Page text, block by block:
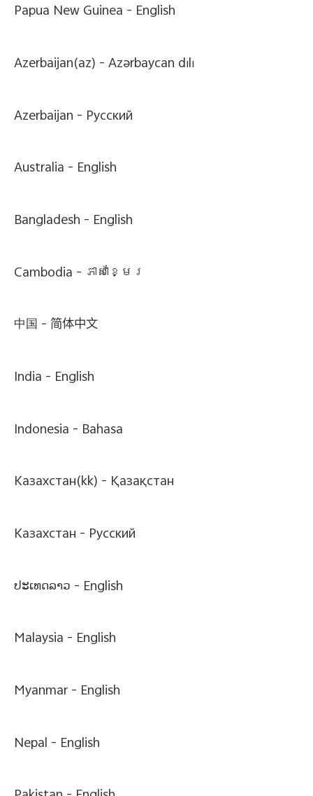
Papua New Guinea - English
Azerbaijan(az) -Azərbaycan dili
Azerbaijan - Pусский
Australia - English
Bangladesh - English
Cambodia - ភាសាខ្មែរ
中国 - 简体中文
India - English
Indonesia - Bahasa
Казахстан(kk) - Қазақстан
Казахстан - Pусский
ປະເທດລາວ - English
Malaysia - English
Myanmar - English
Nepal - English